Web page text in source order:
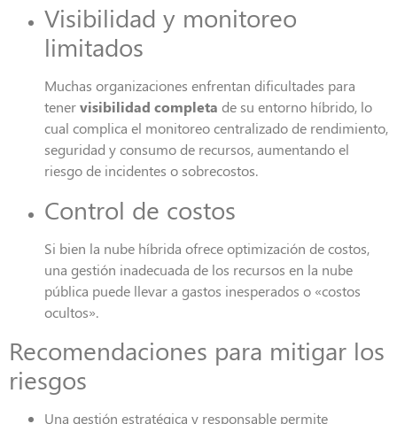
Visibilidad y monitoreo
limitados
Muchas organizaciones enfrentan dificultades para
tenervisibilidad completa de su entorno híbrido, lo
cual complica el monitoreo centralizado de rendimiento,
seguridad y consumo de recursos, aumentando el
riesgo de incidentes o sobrecostos.
Control de costos
Si bien la nube híbrida ofrece optimización de costos,
una gestión inadecuada de los recursos en la nube
pública puede llevar a gastos inesperados o «costos
ocultos».
Recomendaciones para mitigar los
riesgos
Una gestión estratégica y responsable permite